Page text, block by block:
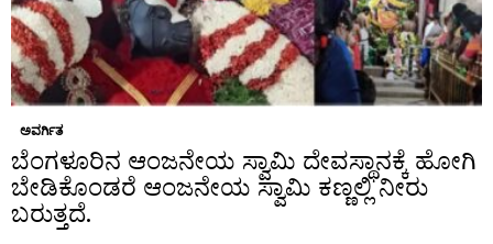
ಅವರ್ಗಿತ
ಬೆಂಗಳೂರಿನ ಆಂಜನೇಯ ಸ್ವಾಮಿ ದೇವಸ್ಥಾನಕ್ಕೆ ಹೋಗಿ
ಬೇಡಿಕೊಂಡರೆ ಆಂಜನೇಯ ಸ್ವಾಮಿ ಕಣ್ಣಲ್ಲಿ ನೀರು
ಬರುತ್ತದೆ.